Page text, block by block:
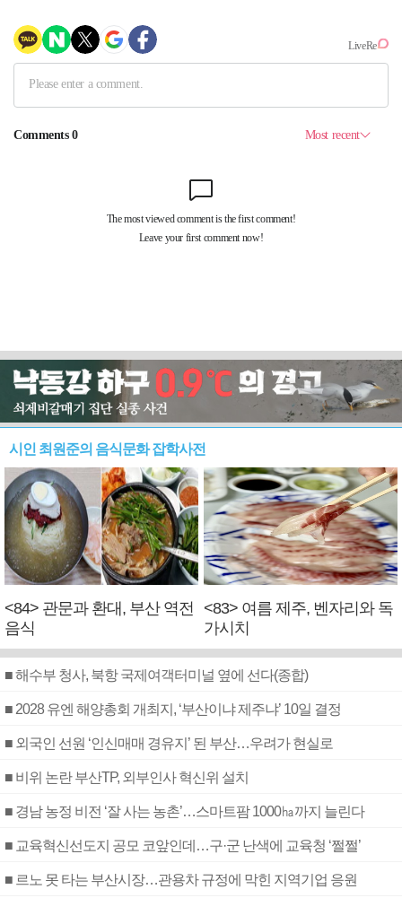
시인 최원준의 음식문화 잡학사전
<84> 관문과 환대, 부산 역전
음식
<83> 여름 제주, 벤자리와 독
가시치
■ 해수부 청사, 북항 국제여객터미널 옆에 선다(종합)
■ 2028 유엔 해양총회 개최지, ‘부산이냐 제주냐’ 10일 결정
■ 외국인 선원 ‘인신매매 경유지’ 된 부산…우려가 현실로
■ 비위 논란 부산TP, 외부인사 혁신위 설치
■ 경남 농정 비전 ‘잘 사는 농촌’…스마트팜 1000㏊까지 늘린다
■ 교육혁신선도지 공모 코앞인데…구·군 난색에 교육청 ‘쩔쩔’
■ 르노 못 타는 부산시장…관용차 규정에 막힌 지역기업 응원